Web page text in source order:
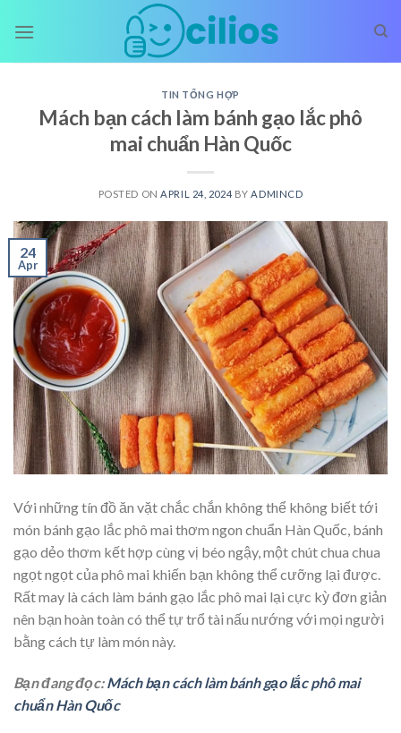
TIN TỔNG HỢP
Mách bạn cách làm bánh gạo lắc phô
mai chuẩn Hàn Quốc
POSTED ON APRIL 24, 2024 BY ADMINCD
24
Apr
Với những tín đồ ăn vặt chắc chắn không thể không biết tới
món bánh gạo lắc phô mai thơm ngon chuẩn Hàn Quốc, bánh
gạo dẻo thơm kết hợp cùng vị béo ngậy, một chút chua chua
ngọt ngọt của phô mai khiến bạn không thể cưỡng lại được.
Rất may là cách làm bánh gạo lắc phô mai lại cực kỳ đơn giản
nên bạn hoàn toàn có thể tự trổ tài nấu nướng với mọi người
bằng cách tự làm món này.
Bạn đang đọc:Mách bạn cách làm bánh gạo lắc phô mai
chuẩn Hàn Quốc